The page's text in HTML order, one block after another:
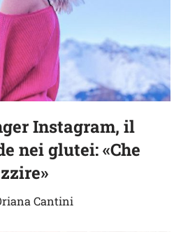
Instagram, il
nei glutei: «Che
Cantini